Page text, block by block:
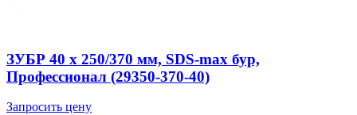
ЗУБР 40 x 250/370 мм, SDS-max бур,
Профессионал (29350-370-40)
Запросить цену